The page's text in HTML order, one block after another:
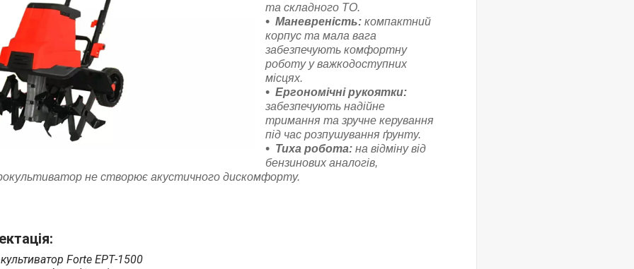
та складного ТО.
Маневреність: компактний
корпус та мала вага
забезпечують комфортну
роботу у важкодоступних
місцях.
Ергономічні рукоятки:
забезпечують надійне
тримання та зручне керування
під час розпушування ґрунту.
Тиха робота: на відміну від
бензинових аналогів,
не створює акустичного дискомфорту.
Forte ЕРТ-1500